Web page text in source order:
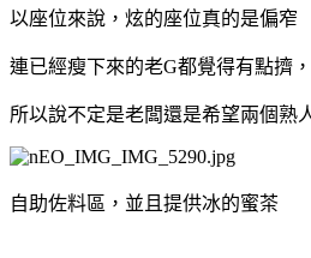
以座位來說，炫的座位真的是偏窄
連已經瘦下來的老G都覺得有點擠
所以說不定是老闆還是希望兩個熟
自助佐料區，並且提供冰的蜜茶